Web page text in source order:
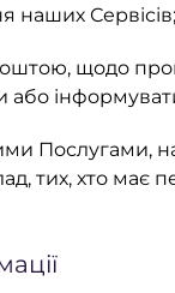
наших Сервісів;
щодо
Послугами,
тих, хто